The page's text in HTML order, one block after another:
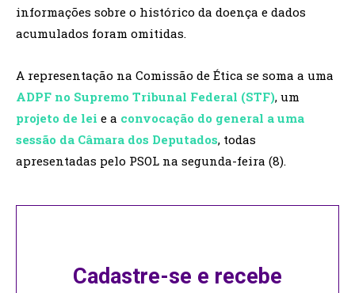
informações sobre o histórico da doença e dados
acumulados foram omitidas.
A representação na Comissão de Ética se soma a uma
ADPF no Supremo Tribunal Federal (STF), um
projeto de lei e a convocação do general a uma
sessão da Câmara dos Deputados, todas
apresentadas pelo PSOL na segunda-feira (8).
Cadastre-se e recebe